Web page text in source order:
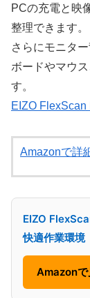
PCの充電と映
整理できます。
さらにモニタ
ボードやマウ
す。
EIZO
Amazonで詳
EIZO
快適作業環境
Amazonで